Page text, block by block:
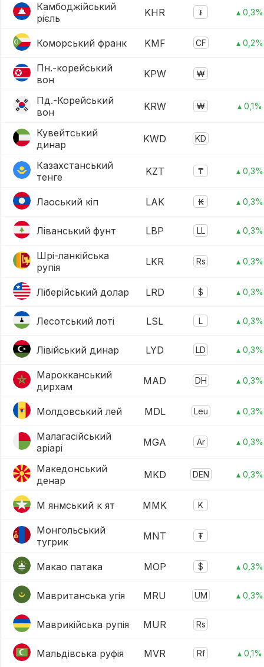
Камбоджійський
рієль
KHR ៛ ▴ 0,3%
Коморський франк KMF CF ▴ 0,2%
Пн.-корейський
вон
KPW ₩
Пд.-Корейський
вон
KRW ₩ ▴ 0,1%
Кувейтський
динар
KWD KD
Казахстанський
тенге
KZT ₸ ▴ 0,3%
Лаоський кіп LAK ₭ ▴ 0,3%
Ліванський фунт LBP LL ▴ 0,3%
Шрі-ланкійська
рупія
LKR Rs ▴ 0,3%
Ліберійський долар LRD $ ▴ 0,3%
Лесотський лоті LSL L ▴ 0,3%
Лівійський динар LYD LD ▴ 0,3%
Марокканський
дирхам
MAD DH ▴ 0,3%
Молдовський лей MDL Leu ▴ 0,3%
Малагасійський
аріарі
MGA Ar ▴ 0,3%
Македонський
денар
MKD DEN ▴ 0,3%
М янмський к ят MMK K
Монгольський
тугрик
MNT ₮
Макао патака MOP $ ▴ 0,3%
Мавританська угія MRU UM ▴ 0,3%
Маврикійська рупія MUR Rs
Мальдівська руфія MVR Rf ▴ 0,1%